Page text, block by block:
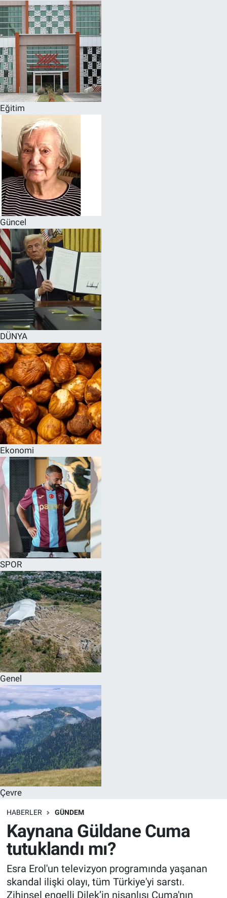
Eğitim
Güncel
DÜNYA
Ekonomi
SPOR
Genel
Çevre
HABERLER GÜNDEM
Kaynana Güldane Cuma
tutuklandı mı?
Esra Erol'un televizyon programında yaşanan
skandal ilişki olayı, tüm Türkiye'yi sarstı.
Zihinsel engelli Dilek’in nişanlısı Cuma'nın